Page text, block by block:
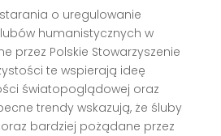
o uregulowanie
humanistycznych w
przez Polskie Stowarzyszenie
te wspierają ideę
światopoglądowej oraz
trendy wskazują, że śluby
bardziej pożądane przez